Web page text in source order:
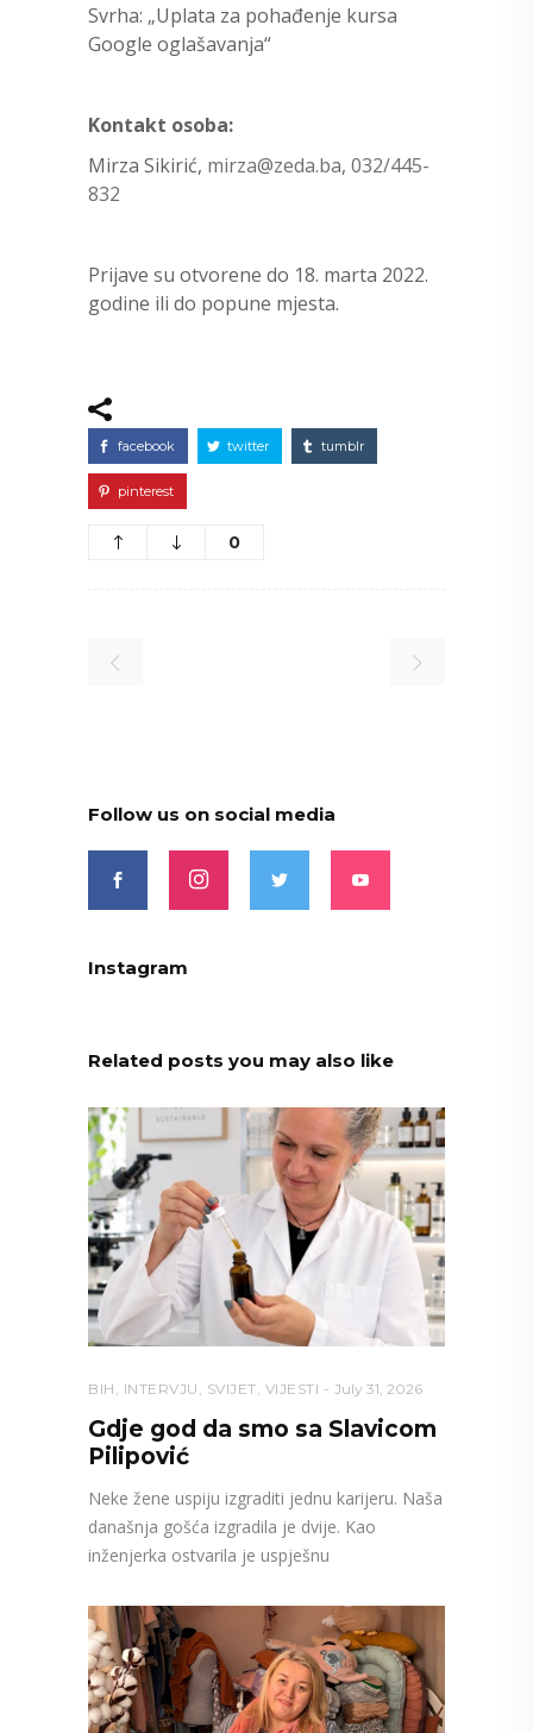
Svrha: „Uplata za pohađenje kursa
Google oglašavanja“
Kontakt osoba:
Mirza Sikirić, mirza@zeda.ba, 032/445-
832
Prijave su otvorene do 18. marta 2022.
godine ili do popune mjesta.
facebook twitter tumblr
pinterest
0
Follow us on social media
Instagram
Related posts you may also like
BIH , INTERVJU , SVIJET, VIJESTI July 31, 2026
Gdje god da smo sa Slavicom
Pilipović
Neke žene uspiju izgraditi jednu karijeru. Naša
današnja gošća izgradila je dvije. Kao
inženjerka ostvarila je uspješnu